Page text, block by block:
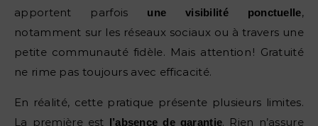
apportent parfois
une visibilité ponctuelle,
notamment sur les réseaux sociaux ou à travers une
petite communauté fidèle. Mais attention ! Gratuité
ne rime pas toujours avec efficacité.
En réalité, cette pratique présente plusieurs limites.
La première est l’absence de garantie. Rien n’assure